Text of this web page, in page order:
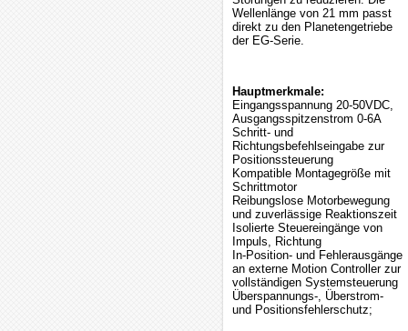
Wellenlänge von 21 mm passt
direkt zu den Planetengetriebe
der EG-Serie.
Hauptmerkmale:
Eingangsspannung 20-50VDC,
Ausgangsspitzenstrom 0-6A
Schritt- und
Richtungsbefehlseingabe zur
Positionssteuerung
Kompatible Montagegröße mit
Schrittmotor
Reibungslose Motorbewegung
und zuverlässige Reaktionszeit
Isolierte Steuereingänge von
Impuls, Richtung
In-Position- und Fehlerausgänge
an externe Motion Controller zur
vollständigen Systemsteuerung
Überspannungs-, Überstrom-
und Positionsfehlerschutz;